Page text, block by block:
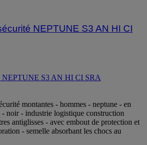
NEPTUNE S3 AN HI CI
NEPTUNE S3 AN HI CI SRA
montantes - hommes - neptune - en
noir - industrie logistique construction
antiglisses - avec embout de protection et
- semelle absorbant les chocs au